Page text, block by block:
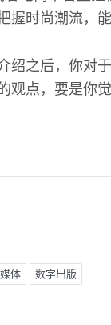
时尚潮流，
绍之后，你对
观点，要是你
体 数字出版